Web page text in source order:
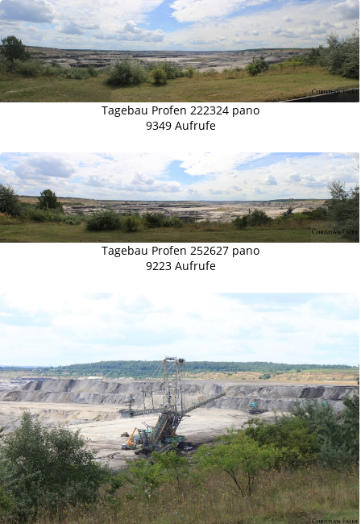
Tagebau Profen 222324 pano
9349 Aufrufe
Tagebau Profen 252627 pano
9223 Aufrufe